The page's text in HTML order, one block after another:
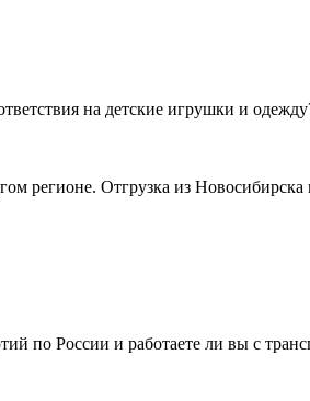
на детские игрушки и
регионе. Отгрузка из
по России и работаете ли вы с